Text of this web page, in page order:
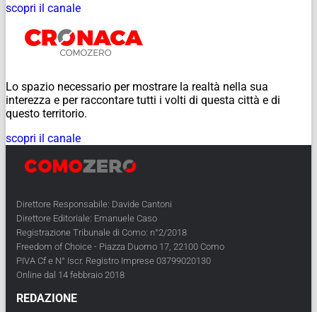
scopri il canale
Lo spazio necessario per mostrare la realtà nella sua
interezza e per raccontare tutti i volti di questa città e di
questo territorio.
scopri il canale
Direttore Responsabile: Davide Cantoni
Direttore Editoriale: Emanuele Caso
Registrazione Tribunale di Como: n°2/2018
Freedom of Choice - Piazza Duomo 17, 22100 Como
PIVA Cf e N° Iscr. Registro Imprese 03799020130
Online dal 14 febbraio 2018
REDAZIONE